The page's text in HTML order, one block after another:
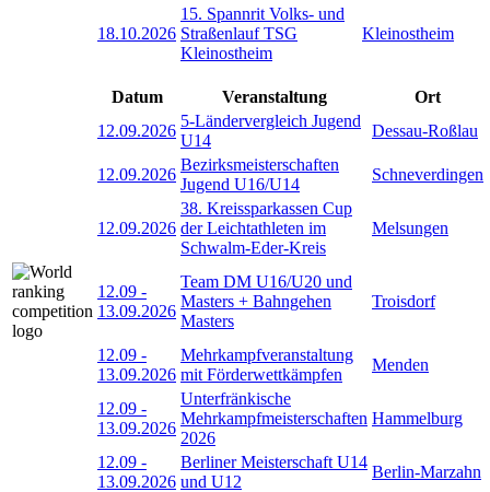
18.10.2026
15. Spannrit Volks- und
Straßenlauf TSG
Kleinostheim
Kleinostheim
Datum Veranstaltung
Ort
12.09.2026
5-Ländervergleich Jugend
U14
Dessau-Roßlau
12.09.2026
Bezirksmeisterschaften
Jugend U16/U14
Schneverdingen
12.09.2026
38. Kreissparkassen Cup
der Leichtathleten im
Schwalm-Eder-Kreis
Melsungen
12.09 -
13.09.2026
Team DM U16/U20 und
Masters + Bahngehen
Masters
Troisdorf
12.09 -
13.09.2026
Mehrkampfveranstaltung
mit Förderwettkämpfen
Menden
12.09 -
13.09.2026
Unterfränkische
Mehrkampfmeisterschaften
2026
Hammelburg
12.09 -
13.09.2026
Berliner Meisterschaft U14
und U12
Berlin-Marzahn